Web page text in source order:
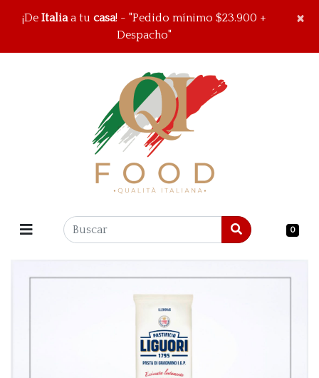
¡De Italiaa tu casa! - "Pedido mínimo $23.900 +
Despacho"
×
×
0